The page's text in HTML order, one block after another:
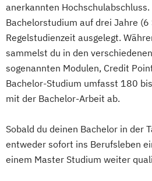
anerkannten
Bachelorstudium auf drei Jahre (6
Regelstudienzeit ausgelegt.
sammelst du in den
sogenannten Modulen, Credit
Bachelor-Studium umfasst 180
mit der Bachelor-Arbeit ab.
Sobald du deinen Bachelor in der
entweder sofort ins Berufsleben
einem Master Studium weiter